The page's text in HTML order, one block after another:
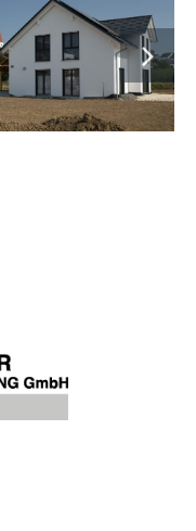
Einfamilienhaus
Bernstadt